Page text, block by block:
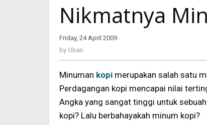
Kopi
Nikmatnya
Friday, 24 April 2009
by Oban
Minuman kopi merupakan salah satu
Perdagangan kopi mencapai nilai
Angka yang sangat tinggi untuk
kopi? Lalu berbahayakah minum kopi?